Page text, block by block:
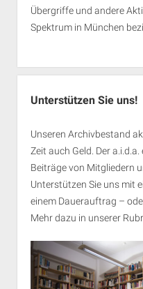
Übergriffe und andere
Spektrum in München
Unterstützen Sie uns!
Unseren Archivbestand
Zeit auch Geld. Der
Beiträge von Mitgliedern
Unterstützen Sie uns mit
einem Dauerauftrag –
Mehr dazu in unserer